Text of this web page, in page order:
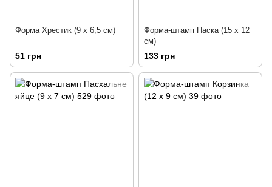
Форма Хрестик (9 х 6,5 см)
51 грн
Форма-штамп Паска (15 х 12
см)
133 грн